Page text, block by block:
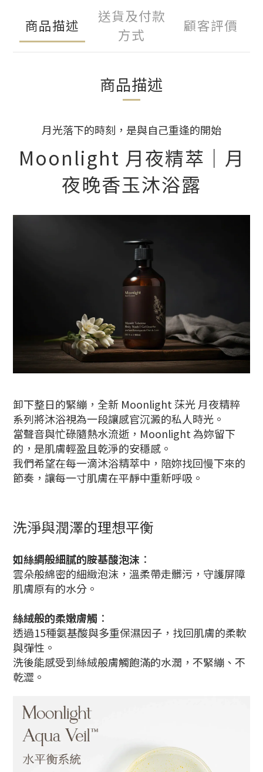
商品描述
送貨及付款
方式
顧客評價
商品描述
月光落下的時刻，是與自己重逢的開始
Moonlight 月夜精萃｜月
夜晚香玉沐浴露
卸下整日的緊繃，全新 Moonlight 莯光 月夜精粹
系列將沐浴視為一段讓感官沉澱的私人時光。
當聲音與忙碌隨熱水流逝，Moonlight 為妳留下
的，是肌膚輕盈且乾淨的安穩感。
我們希望在每一滴沐浴精萃中，陪妳找回慢下來的
節奏，讓每一寸肌膚在平靜中重新呼吸。
洗淨與潤澤的理想平衡
如絲綢般細膩的胺基酸泡沫 ：
雲朵般綿密的細緻泡沫，溫柔帶走髒污，守護屏障
肌膚原有的水分。
絲絨般的柔嫩膚觸 ：
透過15種氨基酸與多重保濕因子，找回肌膚的柔軟
與彈性。
洗後能感受到絲絨般膚觸飽滿的水潤，不緊繃、不
乾澀。